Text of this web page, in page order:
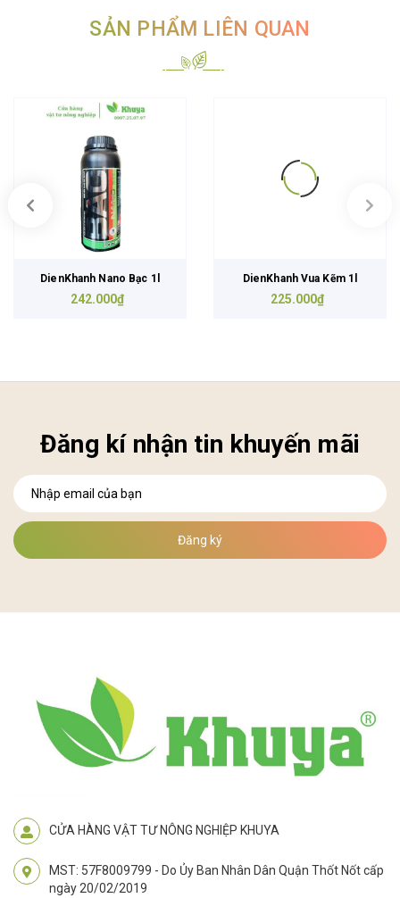
SẢN PHẨM LIÊN QUAN
DienKhanh Nano Bạc 1l
242.000₫
DienKhanh Vua Kẽm 1l
225.000₫
Đăng kí nhận tin khuyến mãi
Đăng ký
CỬA HÀNG VẬT TƯ NÔNG NGHIỆP KHUYA
MST: 57F8009799 - Do Ủy Ban Nhân Dân Quận Thốt Nốt cấp
ngày 20/02/2019